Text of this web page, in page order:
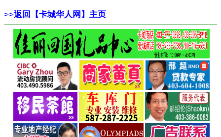
>>返回【卡城华人网】主页